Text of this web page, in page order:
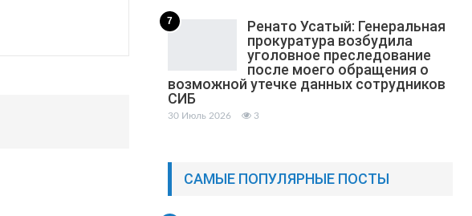
7
Ренато Усатый: Генеральная
прокуратура возбудила
уголовное преследование
после моего обращения о
возможной утечке данных сотрудников
СИБ
30 Июль 2026 3
САМЫЕ ПОПУЛЯРНЫЕ ПОСТЫ